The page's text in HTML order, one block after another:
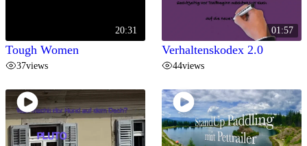
20:31
Tough Women
37views
01:57
Verhaltenskodex 2.0
44views